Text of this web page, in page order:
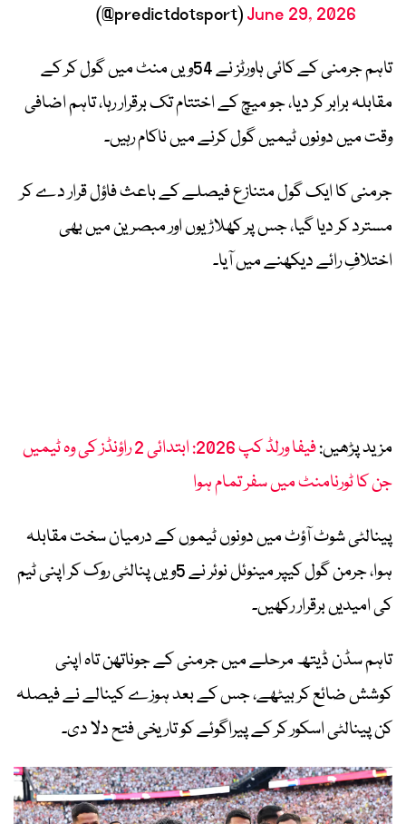
(@predictdotsport)June 29, 2026
تاہم جرمنی کے کائی ہاورٹز نے 54ویں منٹ میں گول کر کے
مقابلہ برابر کر دیا، جو میچ کے اختتام تک برقرار رہا، تاہم اضافی
وقت میں دونوں ٹیمیں گول کرنے میں ناکام رہیں۔
جرمنی کا ایک گول متنازع فیصلے کے باعث فاؤل قرار دے کر
مسترد کر دیا گیا، جس پر کھلاڑیوں اور مبصرین میں بھی
اختلافِ رائے دیکھنے میں آیا۔
مزید پڑھیں:
فیفا ورلڈ کپ 2026: ابتدائی 2 راؤنڈز کی وہ ٹیمیں
جن کا ٹورنامنٹ میں سفر تمام ہوا
پینالٹی شوٹ آؤٹ میں دونوں ٹیموں کے درمیان سخت مقابلہ
ہوا، جرمن گول کیپر مینوئل نوئر نے 5ویں پنالٹی روک کر اپنی ٹیم
کی امیدیں برقرار رکھیں۔
تاہم سڈن ڈیتھ مرحلے میں جرمنی کے جوناتھن تاہ اپنی
کوشش ضائع کر بیٹھے، جس کے بعد ہوزے کینالے نے فیصلہ
کن پینالٹی اسکور کر کے پیراگوئے کو تاریخی فتح دلا دی۔